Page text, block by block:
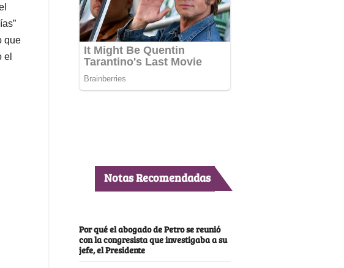
que
el
Notas Recomendadas
Por qué el abogado de Petro se reunió
con la congresista que investigaba a su
jefe, el Presidente